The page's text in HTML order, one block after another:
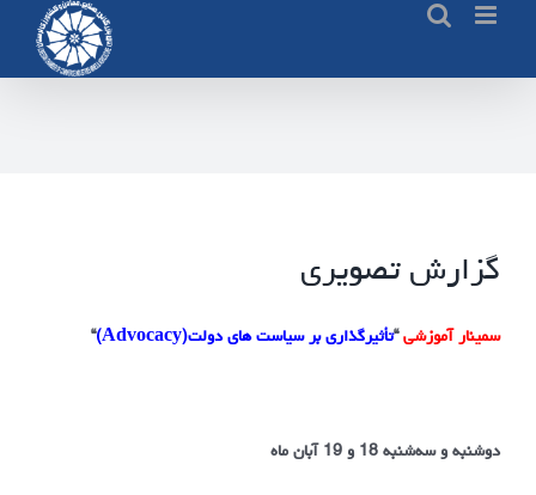
content
گزارش تصویری
سمینارآموزشی“تأثیرگذاری بر سیاست های دولت(
Advocacy
)
“
دوشنبه و سه‌شنبه 18 و 19 آبان ماه